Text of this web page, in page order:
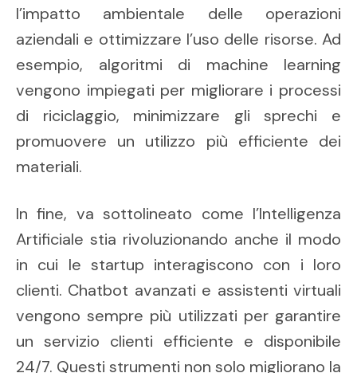
l’impatto ambientale delle operazioni
aziendali e ottimizzare l’uso delle risorse. Ad
esempio, algoritmi di machine learning
vengono impiegati per migliorare i processi
di riciclaggio, minimizzare gli sprechi e
promuovere un utilizzo più efficiente dei
materiali.
In fine, va sottolineato come l’Intelligenza
Artificiale stia rivoluzionando anche il modo
in cui le startup interagiscono con i loro
clienti. Chatbot avanzati e assistenti virtuali
vengono sempre più utilizzati per garantire
un servizio clienti efficiente e disponibile
24/7. Questi strumenti non solo migliorano la